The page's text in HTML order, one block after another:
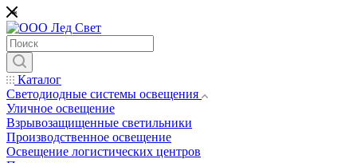
Каталог
Светодиодные системы освещения
Уличное освещение
Взрывозащищенные светильники
Производственное освещение
Освещение логистических центров
*